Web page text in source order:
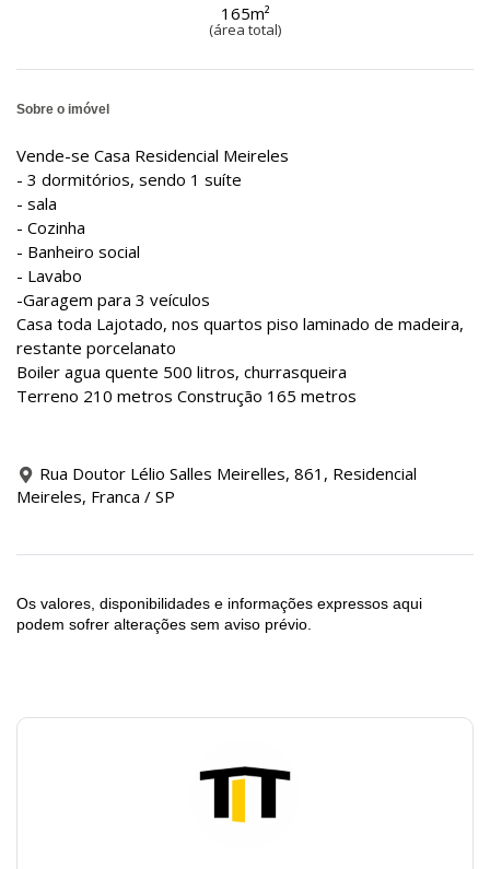
165m²
(área total)
Sobre o imóvel
Vende-se Casa Residencial Meireles
- 3 dormitórios, sendo 1 suíte
- sala
- Cozinha
- Banheiro social
- Lavabo
-Garagem para 3 veículos
Casa toda Lajotado, nos quartos piso laminado de madeira,
restante porcelanato
Boiler agua quente 500 litros, churrasqueira
Terreno 210 metros Construção 165 metros
Rua Doutor Lélio Salles Meirelles, 861, Residencial
Meireles, Franca / SP
Os valores, disponibilidades e informações expressos aqui
podem sofrer alterações sem aviso prévio.